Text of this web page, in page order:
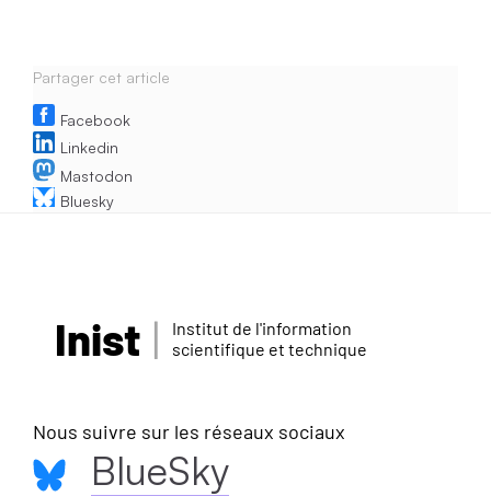
Partager cet article
Facebook
Linkedin
Mastodon
Bluesky
Inist
Institut de l'information
scientifique et technique
Nous suivre sur les réseaux sociaux
BlueSky